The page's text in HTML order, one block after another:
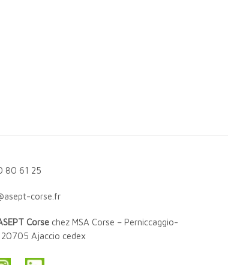
80 61 25
corse.fr
Corsechez MSA Corse – Perniccaggio-
Ajaccio cedex